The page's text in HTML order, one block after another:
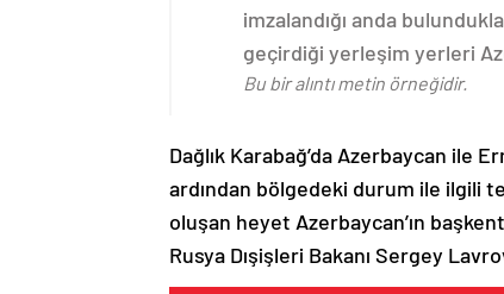
imzalandığı anda
geçirdiği yerleşim yerleri
Bu bir alıntı metin örneğidir.
Dağlık Karabağ’da Azerbaycan ile
ardından bölgedeki durum ile ilgili
oluşan heyet Azerbaycan’ın
Rusya Dışişleri Bakanı Sergey